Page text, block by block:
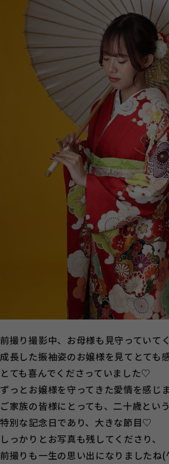
前撮り撮影中、お母様も見守っていてく
成長した振袖姿のお嬢様を見てとても
とても喜んでくださっていました♡
ずっとお嬢様を守ってきた愛情を感じ
ご家族の皆様にとっても、二十歳とい
特別な記念日であり、大きな節目♡
しっかりとお写真も残してくださり、
前撮りも一生の思い出になりましたね